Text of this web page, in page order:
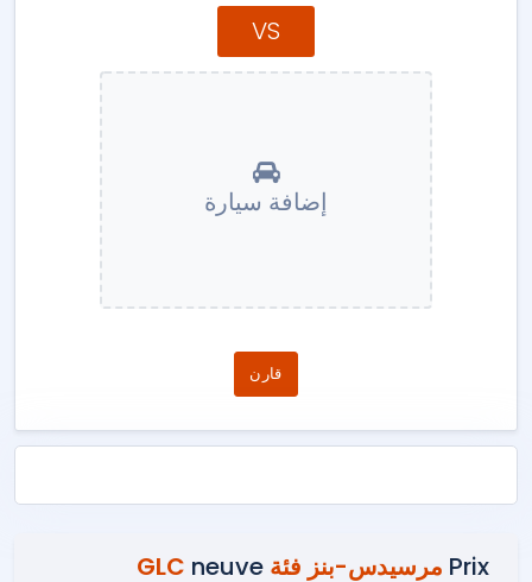
VS
إضافة سيارة
قارن
Prix مرسيدس-بنز فئة GLC neuve